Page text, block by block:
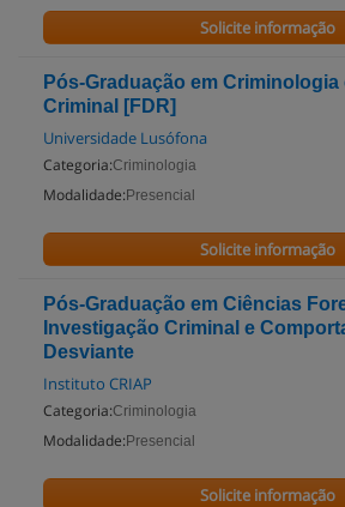
Solicite informação
Pós-Graduação em
Criminal [FDR]
Universidade Lusófona
Categoria:Criminologia
Modalidade: Presencial
Solicite informação
Pós-Graduação em Ciências
Investigação Criminal e
Desviante
Instituto CRIAP
Categoria:Criminologia
Modalidade: Presencial
Solicite informação